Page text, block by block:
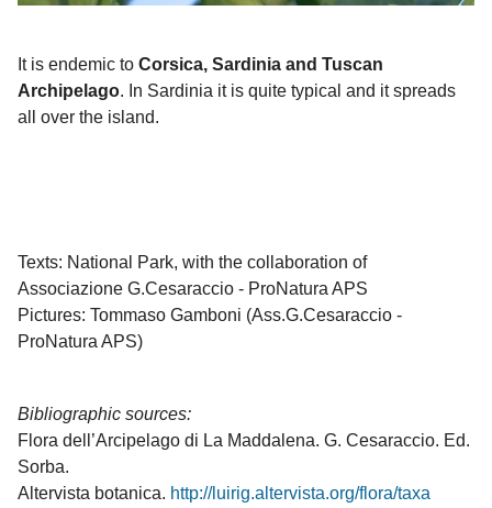
It is endemic to Corsica, Sardinia and Tuscan
Archipelago. In Sardinia it is quite typical and it spreads
all over the island.
Texts: National Park, with the collaboration of
Associazione G.Cesaraccio - ProNatura APS
Pictures: Tommaso Gamboni (Ass.G.Cesaraccio -
ProNatura APS)
Bibliographic sources:
Flora dell’Arcipelago di La Maddalena. G. Cesaraccio. Ed.
Sorba.
Altervista botanica. http://luirig.altervista.org/flora/taxa